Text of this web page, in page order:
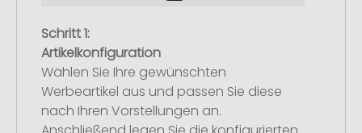
Schritt 1:
Artikelkonfiguration
Wählen Sie Ihre gewünschten
Werbeartikel aus und passen Sie diese
nach Ihren Vorstellungen an.